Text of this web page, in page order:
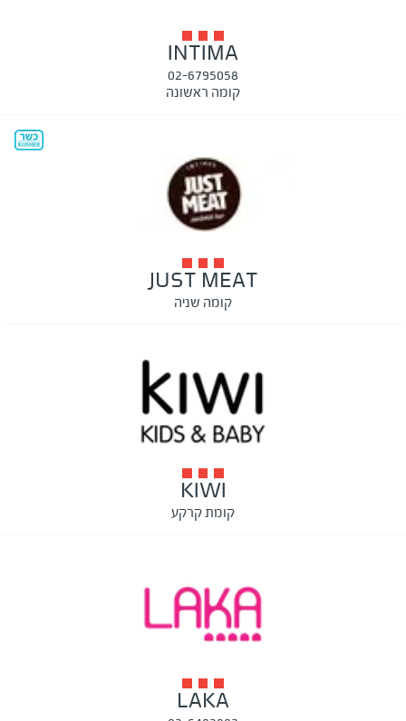
INTIMA
02-6795058
קומה ראשונה
JUST MEAT
קומה שניה
KIWI
קומת קרקע
LAKA